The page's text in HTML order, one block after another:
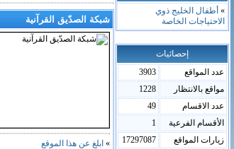
شبكة الصدّيق القرآنية
» ابلغ عن هذا الموقع
» أطفال الخليج ذوي
الاحتياجات الخاصة
إحصائيات
عدد المواقع
3903
مواقع بالانتظار
1228
عدد الاقسام
49
الأقسام الفرعية
1
زيارات المواقع
17297087